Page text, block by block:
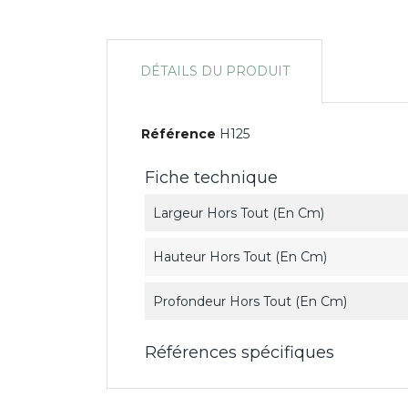
DÉTAILS DU PRODUIT
Référence H125
Fiche technique
Largeur Hors Tout (en Cm)
Hauteur Hors Tout (en Cm)
Profondeur Hors Tout (en Cm)
Références spécifiques